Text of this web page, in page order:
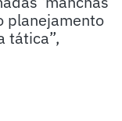
planejamento
tática”,